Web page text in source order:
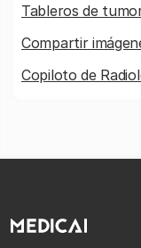
Tableros de
Compartir
Copiloto de